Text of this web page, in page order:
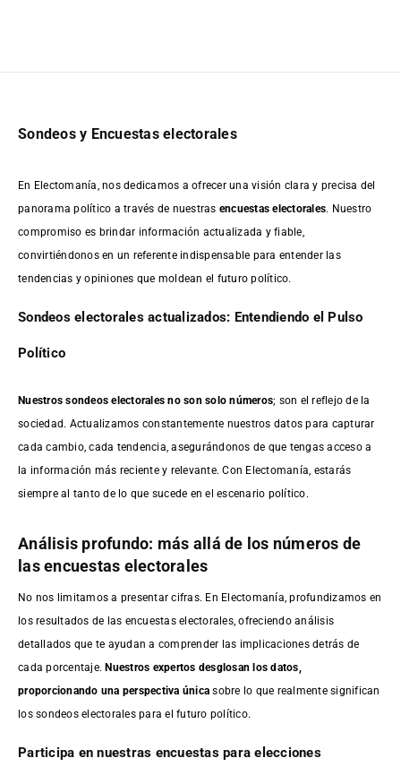
Sondeos y Encuestas electorales
En Electomanía, nos dedicamos a ofrecer una visión clara y precisa del
panorama político a través de nuestras encuestas electorales. Nuestro
compromiso es brindar información actualizada y fiable,
convirtiéndonos en un referente indispensable para entender las
tendencias y opiniones que moldean el futuro político.
Sondeos electorales actualizados: Entendiendo el Pulso
Político
Nuestros sondeos electorales no son solo números; son el reflejo de la
sociedad. Actualizamos constantemente nuestros datos para capturar
cada cambio, cada tendencia, asegurándonos de que tengas acceso a
la información más reciente y relevante. Con Electomanía, estarás
siempre al tanto de lo que sucede en el escenario político.
Análisis profundo: más allá de los números de
las encuestas electorales
No nos limitamos a presentar cifras. En Electomanía, profundizamos en
los resultados de las encuestas electorales, ofreciendo análisis
detallados que te ayudan a comprender las implicaciones detrás de
cada porcentaje. Nuestros expertos desglosan los datos,
proporcionando una perspectiva única sobre lo que realmente significan
los sondeos electorales para el futuro político.
Participa en nuestras encuestas para elecciones